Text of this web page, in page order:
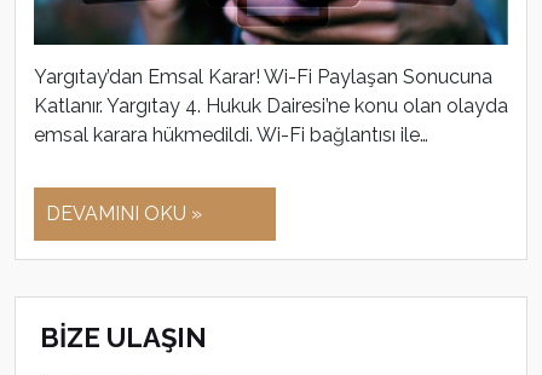
Yargıtay’dan Emsal Karar! Wi-Fi Paylaşan Sonucuna
Katlanır. Yargıtay 4. Hukuk Dairesi’ne konu olan olayda
emsal karara hükmedildi. Wi-Fi bağlantısı ile…
DEVAMINI OKU »
BİZE ULAŞIN